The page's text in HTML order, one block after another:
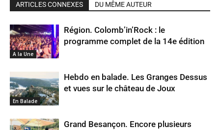
ARTICLES CONNEXES DU MÊME AUTEUR
A la Une
Région. Colomb’in’Rock : le
programme complet de la 14e édition
En Balade
Hebdo en balade. Les Granges Dessus
et vues sur le château de Joux
Grand Besançon. Encore plusieurs